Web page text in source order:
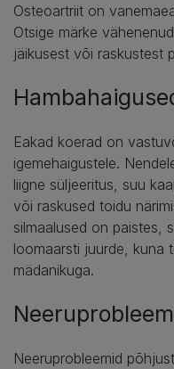
Osteoartriit on
Otsige märke
jäikusest või raskustest
Eakad koerad on
igemehaigustele.
liigne süljeeritus, suu
või raskused toidu
silmaalused on paistes,
loomaarsti juurde, kuna
mädanikuga.
Neeruprobleemid